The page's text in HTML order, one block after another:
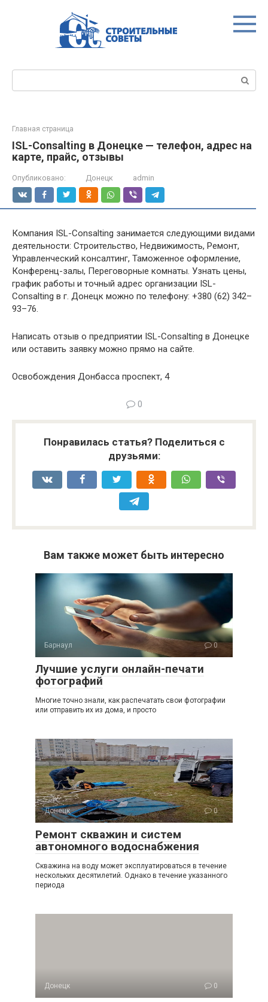
Главная страница
ISL-Consalting в Донецке — телефон, адрес на
карте, прайс, отзывы
Опубликовано: Донецк admin
Компания ISL-Consalting занимается следующими видами
деятельности: Строительство, Недвижимость, Ремонт,
Управленческий консалтинг, Таможенное оформление,
Конференц-залы, Переговорные комнаты. Узнать цены,
график работы и точный адрес организации ISL-
Consalting в г. Донецк можно по телефону: +380 (62) 342–
93–76.
Написать отзыв о предприятии ISL-Consalting в Донецке
или оставить заявку можно прямо на сайте.
Освобождения Донбасса проспект, 4
0
Понравилась статья? Поделиться с
друзьями:
Вам также может быть интересно
Барнаул 0
Лучшие услуги онлайн-печати
фотографий
Многие точно знали, как распечатать свои фотографии
или отправить их из дома, и просто
Донецк 0
Ремонт скважин и систем
автономного водоснабжения
Скважина на воду может эксплуатироваться в течение
нескольких десятилетий. Однако в течение указанного
периода
Донецк 0